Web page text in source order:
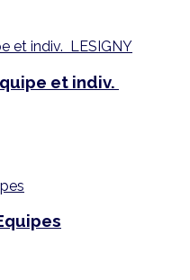
et indiv.